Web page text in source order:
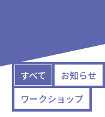
すべて お知らせ
ワークショップ